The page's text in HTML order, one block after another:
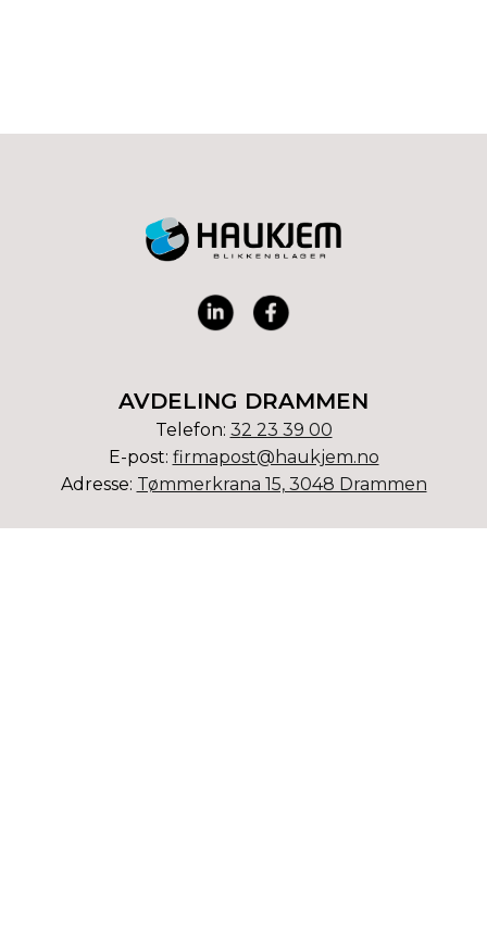
AVDELING DRAMMEN
Telefon: 32 23 39 00
E-post: firmapost@haukjem.no
Adresse: Tømmerkrana 15, 3048 Drammen